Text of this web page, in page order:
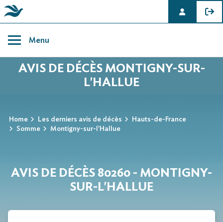
content
Menu
AVIS DE DÉCÈS MONTIGNY-SUR-
L'HALLUE
Home Les derniers avis de décès
Hauts-de-France
Somme
Montigny-sur-l'Hallue
AVIS DE DÉCÈS 80260 - MONTIGNY-
SUR-L'HALLUE